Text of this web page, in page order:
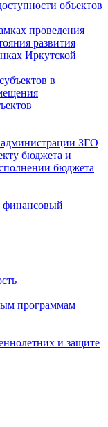
объектов
проведения
развития
Иркутской
в
ЗГО
бюджета и
бюджета
программам
и защите